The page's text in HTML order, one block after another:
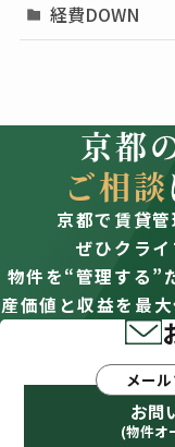
経費DOWN
京都
ご相談
京都で賃貸管
ぜひクライ
物件を“管理する”
産価値と収益を最
メー
お問
(物件オ